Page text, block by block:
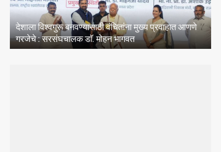
वंचितांना मुख्य प्रवाहात आणणे
मोहन भागवत
E20 पेट्रोल मधील पाण्याचे
अस्तित्वासंबंधी तेल विपणन